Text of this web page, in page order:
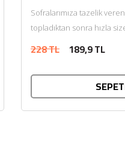
Sofralarımıza tazelik veren
topladıktan sonra hızla
228 TL 189,9 TL